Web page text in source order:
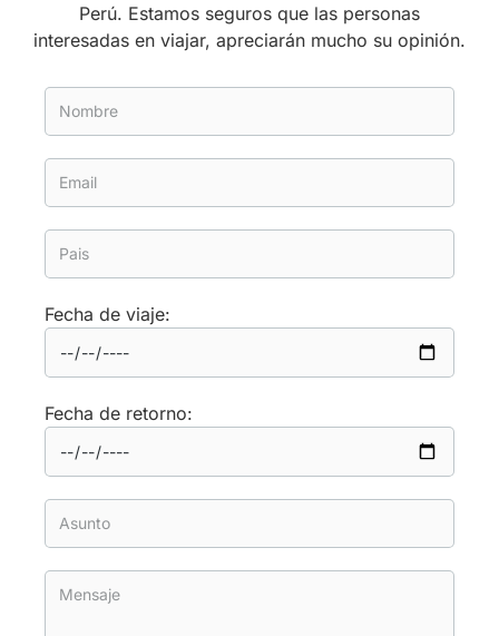
Perú. Estamos seguros que las personas
interesadas en viajar, apreciarán mucho su opinión.
Fecha de viaje:
Fecha de retorno: